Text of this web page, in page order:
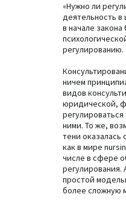
«Нужно ли
деятельность в
в начале
регулированию.
ничем
видов
юридической,
ними. То же,
тени оказалась
как в мире
числе в сфере
простой
более сложную